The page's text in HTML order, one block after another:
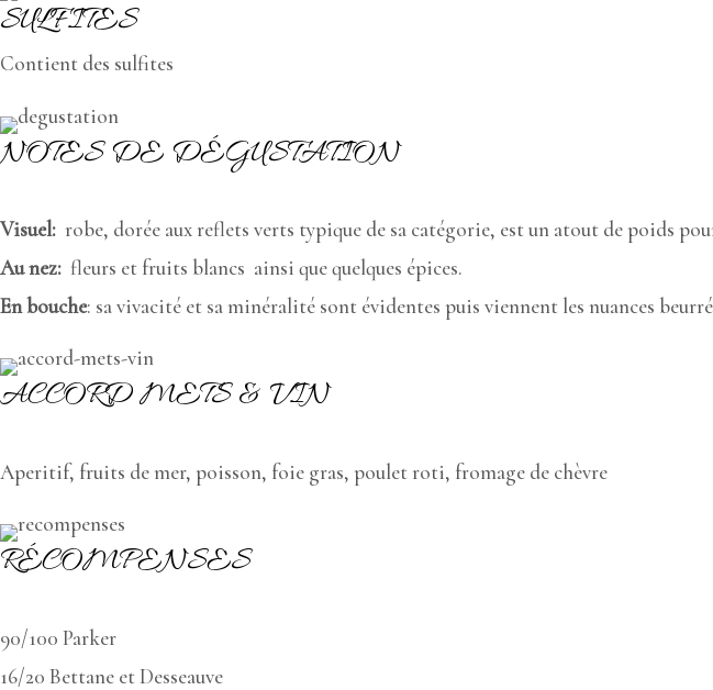
SULFITES
Contient des sulfites
NOTES DE DÉGUSTATION
Visuel: robe, dorée aux reflets verts typique de sa catégorie, est un atout de poids
Au nez: fleurs et fruits blancs ainsi que quelques épices.
En bouche: sa vivacité et sa minéralité sont évidentes puis viennent les nuances
ACCORD METS & VIN
Aperitif, fruits de mer, poisson, foie gras, poulet roti, fromage de chèvre
RÉCOMPENSES
90/100 Parker
16/20 Bettane et Desseauve